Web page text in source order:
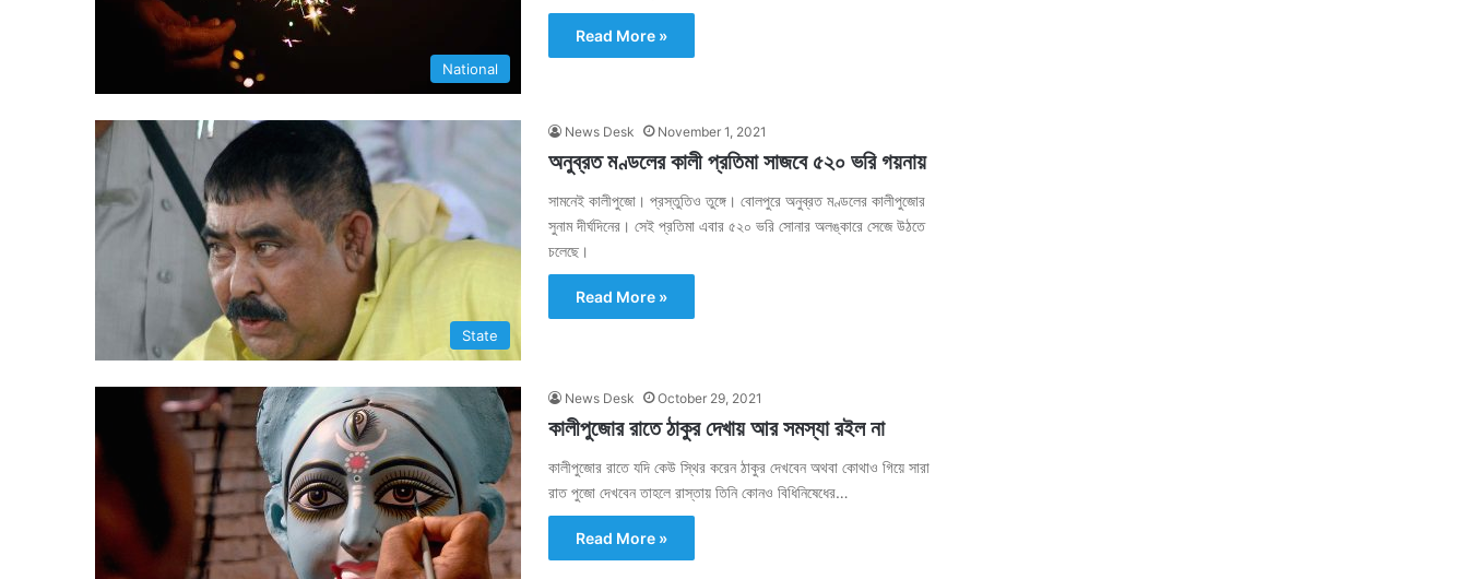
National
Read More »
State
News Desk November 1, 2021
অনুব্রত মণ্ডলের কালী প্রতিমা সাজবে ৫২০ ভরি গয়নায়
সামনেই কালীপুজো। প্রস্তুতিও তুঙ্গে। বোলপুরে অনুব্রত মণ্ডলের কালীপুজোর
সুনাম দীর্ঘদিনের। সেই প্রতিমা এবার ৫২০ ভরি সোনার অলঙ্কারে সেজে উঠতে
চলেছে।
Read More »
News Desk October 29, 2021
কালীপুজোর রাতে ঠাকুর দেখায় আর সমস্যা রইল না
কালীপুজোর রাতে যদি কেউ স্থির করেন ঠাকুর দেখবেন অথবা কোথাও গিয়ে সারা
রাত পুজো দেখবেন তাহলে রাস্তায় তিনি কোনও বিধিনিষেধের…
Read More »